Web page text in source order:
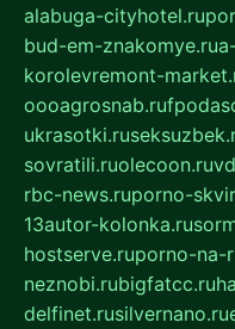
alabuga-cityhotel.ru
bud-em-znakomye.ru
korolevremont-
oooagrosnab.ru
ukrasotki.ru
sovratili.ruolecoon.ru
rbc-news.ruporno-
13autor-kolonka.ru
hostserve.ruporno-na-
neznobi.rubigfatcc.ru
delfinet.rusilvernano.ru